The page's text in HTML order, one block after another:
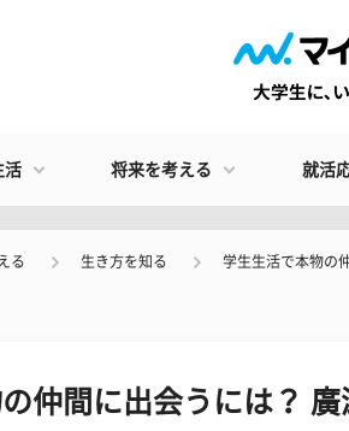
活 将来を考える 就活
る 生き方を知る 学生生活で本物の
仲間に出会うには？